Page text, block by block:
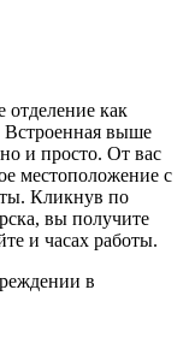
отделение как
выше
и просто. От вас
местоположение с
Кликнув по
вы получите
и часах работы.
в